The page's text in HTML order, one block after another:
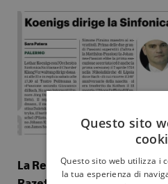
La Repubblica del 17
Questo sito
Questo sito web utilizza i
la tua esperienza di